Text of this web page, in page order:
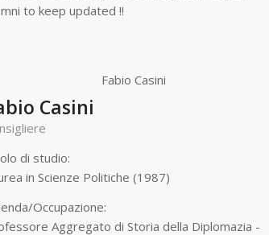
to keep updated !!
Casini
di studio:
in Scienze Politiche (1987)
Occupazione:
Aggregato di Storia della Diplomazia -